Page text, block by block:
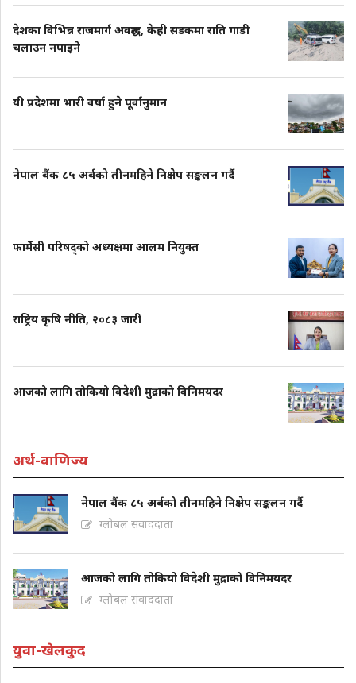
देशका विभिन्न राजमार्ग अवरुद्ध, केही सडकमा राति गाडी
चलाउन नपाइने
यी प्रदेशमा भारी वर्षा हुने पूर्वानुमान
नेपाल बैंक ८५ अर्बको तीनमहिने निक्षेप सङ्कलन गर्दै
फार्मेसी परिषद्को अध्यक्षमा आलम नियुक्त
राष्ट्रिय कृषि नीति, २०८३ जारी
आजको लागि तोकियो विदेशी मुद्राको विनिमयदर
अर्थ-वाणिज्य
नेपाल बैंक ८५ अर्बको तीनमहिने निक्षेप सङ्कलन गर्दै
ग्लोबल संवाददाता
आजको लागि तोकियो विदेशी मुद्राको विनिमयदर
ग्लोबल संवाददाता
युवा-खेलकुद